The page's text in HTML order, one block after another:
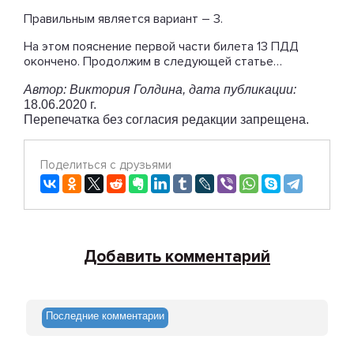
Правильным является вариант – 3.
На этом пояснение первой части билета 13 ПДД
окончено. Продолжим в следующей статье…
Автор: Виктория Голдина, дата публикации:
18.06.2020 г.
Перепечатка без согласия редакции запрещена.
Поделиться с друзьями
Добавить комментарий
Последние комментарии